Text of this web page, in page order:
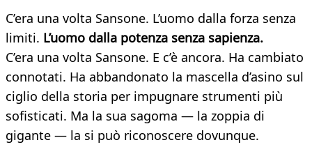
C’era una volta Sansone. L’uomo dalla forza senza
limiti. L’uomo dalla potenza senza sapienza.
C’era una volta Sansone. E c’è ancora. Ha cambiato
connotati. Ha abbandonato la mascella d’asino sul
ciglio della storia per impugnare strumenti più
sofisticati. Ma la sua sagoma — la zoppia di
gigante — la si può riconoscere dovunque.